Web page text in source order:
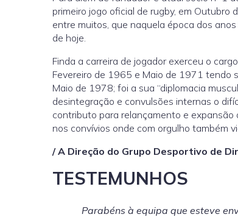
primeiro jogo oficial de rugby, em
entre muitos, que naquela época dos
de hoje.
Finda a carreira de jogador exerceu o
Fevereiro de 1965 e Maio de 1971 tendo
Maio de 1978; foi a sua “diplomacia
desintegração e convulsões internas o
contributo para relançamento e
nos convívios onde com orgulho também
/ A Direção do Grupo Desportivo de
TESTEMUNHOS
Parabéns à equipa que esteve